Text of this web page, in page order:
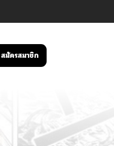
สมัครสมาชิก